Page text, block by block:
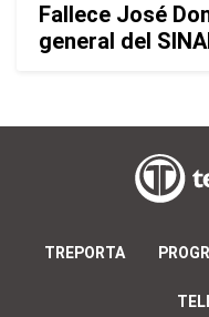
Fallece José
general del
TREPORTA